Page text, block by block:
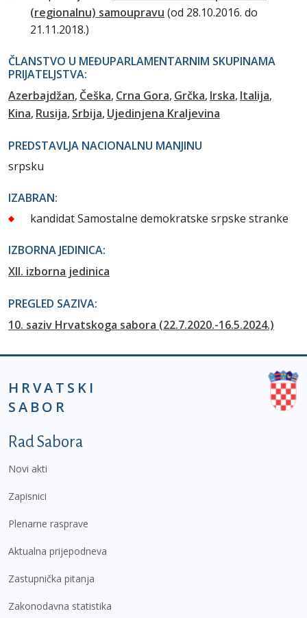
(regionalnu) samoupravu (od 28.10.2016. do
21.11.2018.)
ČLANSTVO U MEĐUPARLAMENTARNIM SKUPINAMA
PRIJATELJSTVA:
Azerbajdžan Češka Crna Gora Grčka Irska Italija
Kina Rusija Srbija Ujedinjena Kraljevina
PREDSTAVLJA NACIONALNU MANJINU
srpsku
IZABRAN:
kandidat Samostalne demokratske srpske stranke
IZBORNA JEDINICA:
XII. izborna jedinica
PREGLED SAZIVA:
10. saziv Hrvatskoga sabora (22.7.2020.-16.5.2024.)
HRVATSKI
SABOR
Podnožje prvi izbornik
Rad Sabora
Novi akti
Zapisnici
Plenarne rasprave
Aktualna prijepodneva
Zastupnička pitanja
Zakonodavna statistika